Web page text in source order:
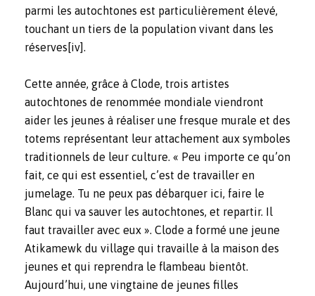
parmi les autochtones est particulièrement élevé,
touchant un tiers de la population vivant dans les
réserves [iv].
Cette année, grâce à Clode, trois artistes
autochtones de renommée mondiale viendront
aider les jeunes à réaliser une fresque murale et des
totems représentant leur attachement aux symboles
traditionnels de leur culture. « Peu importe ce qu’on
fait, ce qui est essentiel, c’est de travailler en
jumelage. Tu ne peux pas débarquer ici, faire le
Blanc qui va sauver les autochtones, et repartir. Il
faut travailler avec eux ». Clode a formé une jeune
Atikamewk du village qui travaille à la maison des
jeunes et qui reprendra le flambeau bientôt.
Aujourd’hui, une vingtaine de jeunes filles